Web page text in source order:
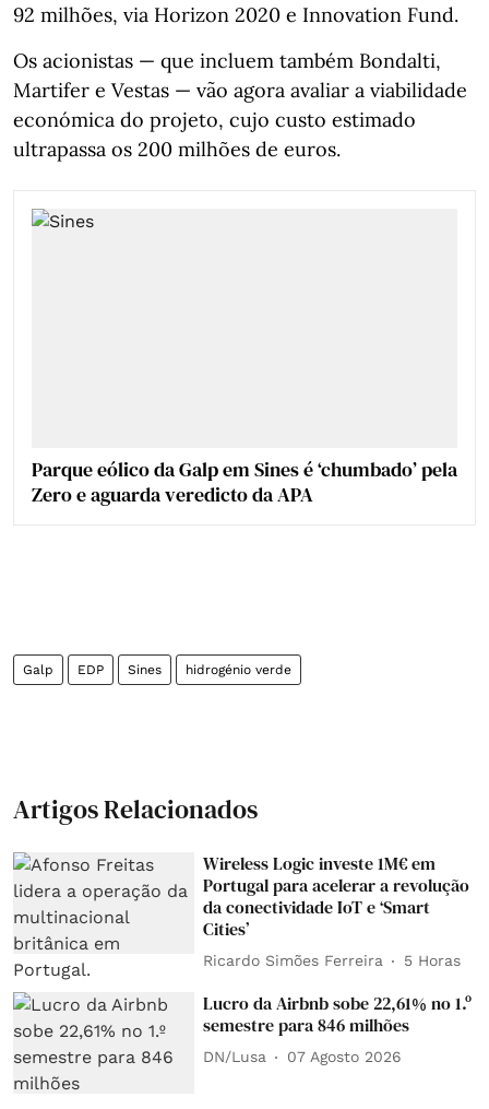
92 milhões, via Horizon 2020 e Innovation Fund.
Os acionistas — que incluem também Bondalti,
Martifer e Vestas — vão agora avaliar a viabilidade
económica do projeto, cujo custo estimado
ultrapassa os 200 milhões de euros.
Parque eólico da Galp em Sines é ‘chumbado’ pela
Zero e aguarda veredicto da APA
Galp EDP Sines hidrogénio verde
Artigos Relacionados
Wireless Logic investe 1M€ em
Portugal para acelerar a revolução
da conectividade IoT e ‘Smart
Cities’
Ricardo Simões Ferreira 5 Horas
Lucro da Airbnb sobe 22,61% no 1.º
semestre para 846 milhões
DN/Lusa 07 Agosto 2026